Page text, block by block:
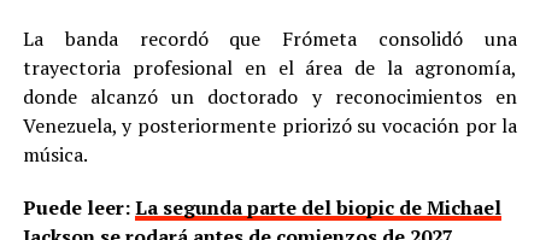
La banda recordó que Frómeta consolidó una
trayectoria profesional en el área de la agronomía,
donde alcanzó un doctorado y reconocimientos en
Venezuela, y posteriormente priorizó su vocación por la
música.
Puede leer:La segunda parte del biopic de Michael